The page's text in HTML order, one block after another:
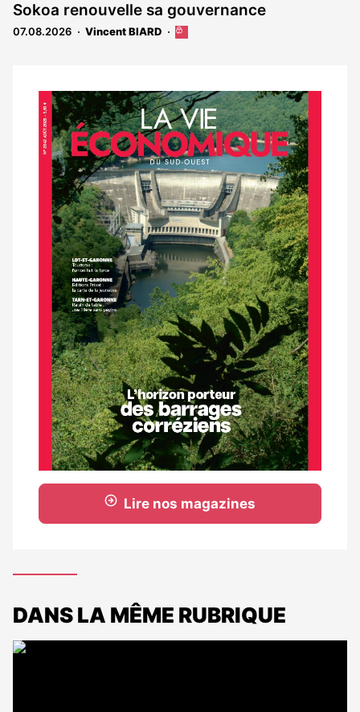
Sokoa renouvelle sa gouvernance
07.08.2026 Vincent BIARD
Cet
aux
abonnés
Notre
dernier
magazine
Lire nos magazines
DANS LA MÊME RUBRIQUE